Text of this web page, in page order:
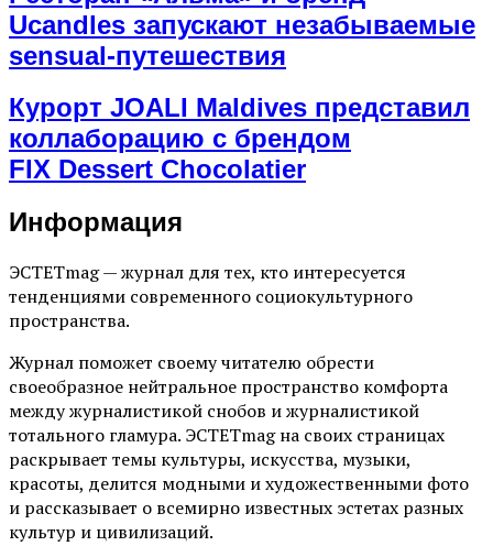
Ucandles запускают незабываемые
sensual-путешествия
Курорт JOALI Maldives представил
коллаборацию с брендом
FIX Dessert Chocolatier
Информация
ЭСТЕТmag — журнал для тех, кто интересуется
тенденциями современного социокультурного
пространства.
Журнал поможет своему читателю обрести
своеобразное нейтральное пространство комфорта
между журналистикой снобов и журналистикой
тотального гламура. ЭСТЕТmag на своих страницах
раскрывает темы культуры, искусства, музыки,
красоты, делится модными и художественными фото
и рассказывает о всемирно известных эстетах разных
культур и цивилизаций.